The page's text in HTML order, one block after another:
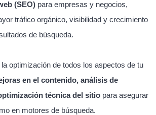
(SEO) para empresas y negocios,
tráfico orgánico, visibilidad y crecimiento
de búsqueda.
optimización de todos los aspectos de tu
en el contenido, análisis de
técnica del sitio para asegurar
en motores de búsqueda.